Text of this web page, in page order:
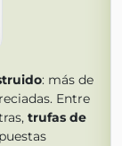
: más de
Entre
trufas de